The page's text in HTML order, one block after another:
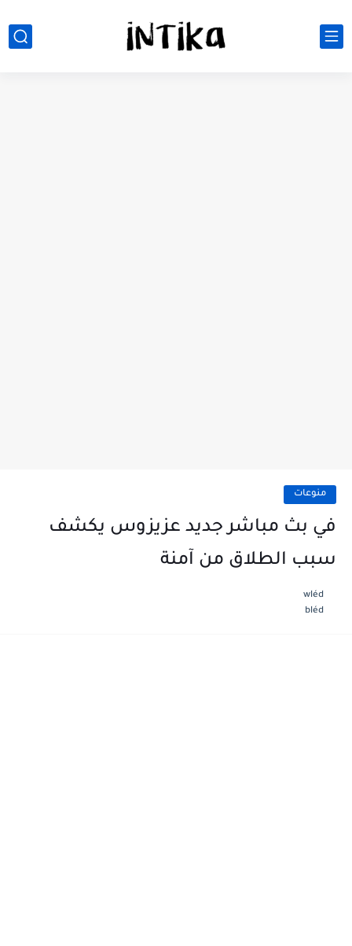
منوعات
في بث مباشر جديد عزيزوس يكشف
سبب الطلاق من آمنة
wléd
bléd